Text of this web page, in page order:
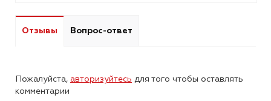
Отзывы Вопрос-ответ
Пожалуйста, авторизуйтесь для того чтобы оставлять
комментарии